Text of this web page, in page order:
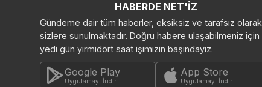
HABERDE NET'İZ
Gündeme dair tüm haberler, eksiksiz ve tarafsız olarak
sizlere sunulmaktadır. Doğru habere ulaşabilmeniz için
yedi gün yirmidört saat işimizin başındayız.
Google Play
Uygulamayı İndir
App Store
Uygulamayı İndir